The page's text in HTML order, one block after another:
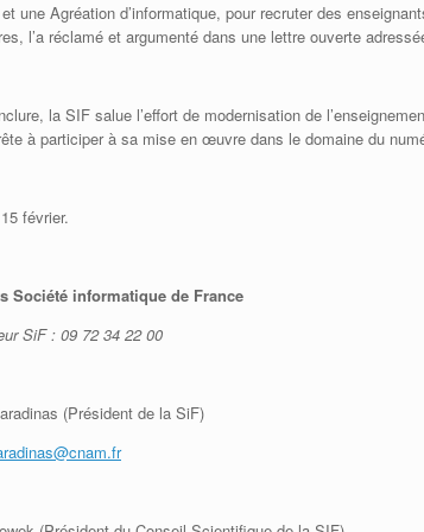
une Agréation d’informatique, pour recruter des
, l’a réclamé et argumenté dans une lettre ouverte
la SIF salue l’effort de modernisation de
à participer à sa mise en œuvre dans le domaine du
février.
Société informatique de France
SiF : 09 72 34 22 00
(Président de la SiF)